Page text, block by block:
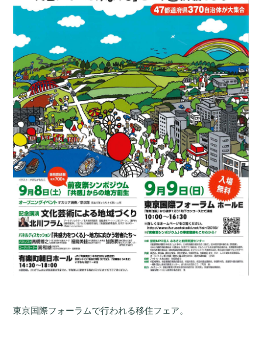
東京国際フォーラムで行われる移住フェア。